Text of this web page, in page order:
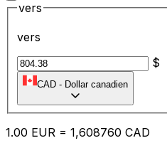
vers
vers
$
CAD - Dollar canadien
1.00 EUR = 1,608760 CAD